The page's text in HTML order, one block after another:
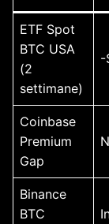
ETF Spot
BTC USA
(2
settimane)
-
Coinbase
Premium
Gap
Binance
BTC